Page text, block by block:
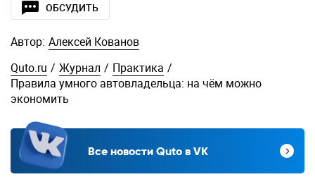
ОБСУДИТЬ
Автор: Алексей Кованов
Quto.ru / Журнал / Практика /
Правила умного автовладельца: на чём можно
экономить
Все новости Quto в VK